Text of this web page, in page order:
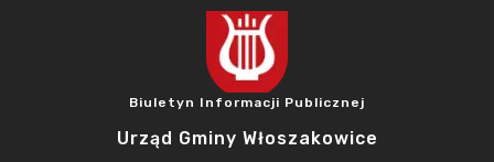
Biuletyn Informacji Publicznej
Urząd Gminy Włoszakowice